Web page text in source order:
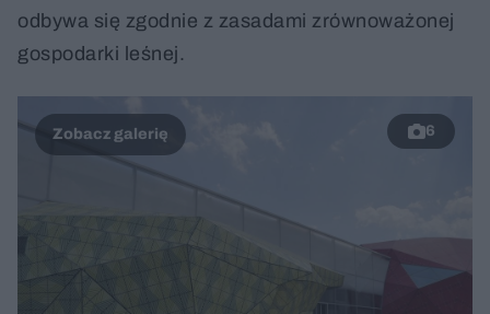
odbywa się zgodnie z zasadami zrównoważonej
gospodarki leśnej.
6